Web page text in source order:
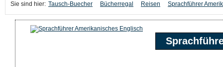
Sie sind hier: Tausch-Buecher Bücherregal Reisen Sprachführer